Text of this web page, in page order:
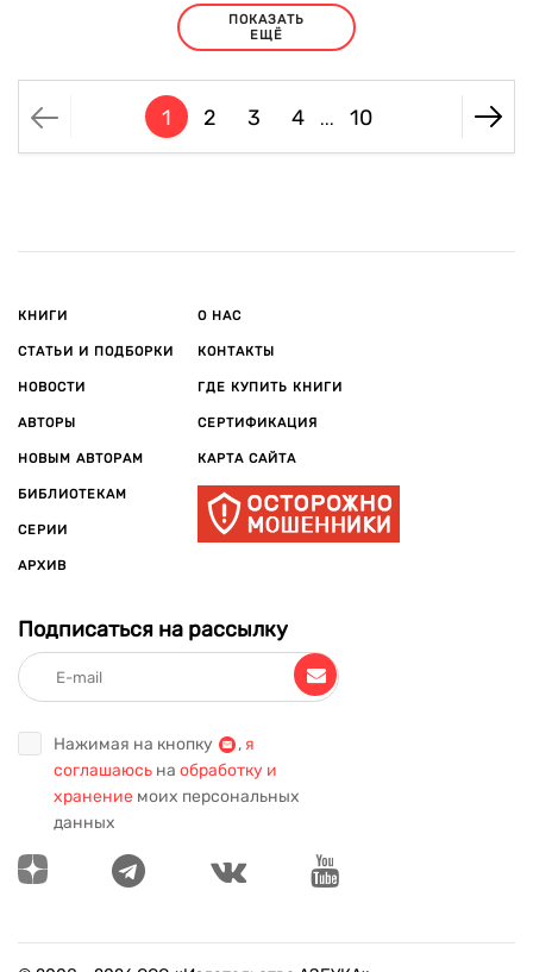
ПОКАЗАТЬ
ЕЩЁ
1 2 3 4 ... 10
КНИГИ
СТАТЬИ И ПОДБОРКИ
НОВОСТИ
АВТОРЫ
НОВЫМ АВТОРАМ
БИБЛИОТЕКАМ
СЕРИИ
АРХИВ
О НАС
КОНТАКТЫ
ГДЕ КУПИТЬ КНИГИ
СЕРТИФИКАЦИЯ
КАРТА САЙТА
Подписаться на рассылку
Нажимая на кнопку , я
соглашаюсь на обработку и
хранение моих персональных
данных